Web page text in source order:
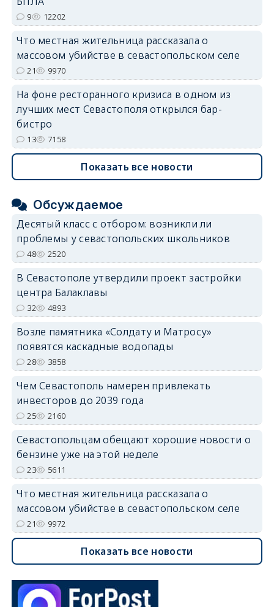
9 12202
Что местная жительница рассказала о
массовом убийстве в севастопольском селе
21 9970
На фоне ресторанного кризиса в одном из
лучших мест Севастополя открылся бар-
бистро
13 7158
Показать все новости
Обсуждаемое
Десятый класс с отбором: возникли ли
проблемы у севастопольских школьников
48 2520
В Севастополе утвердили проект застройки
центра Балаклавы
32 4893
Возле памятника «Солдату и Матросу»
появятся каскадные водопады
28 3858
Чем Севастополь намерен привлекать
инвесторов до 2039 года
25 2160
Севастопольцам обещают хорошие новости о
бензине уже на этой неделе
23 5611
Что местная жительница рассказала о
массовом убийстве в севастопольском селе
21 9972
Показать все новости